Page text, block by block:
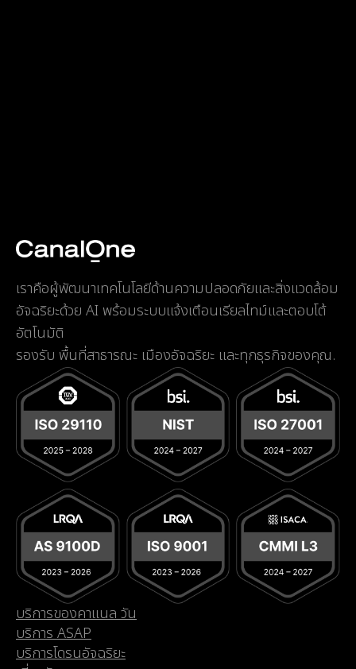
เราคือผู้พัฒนาเทคโนโลยีด้านความปลอดภัยและสิ่งแวดล้อม
อัจฉริยะด้วย AI พร้อมระบบแจ้งเตือนเรียลไทม์และตอบโต้
อัตโนมัติ
รองรับ พื้นที่สาธารณะ เมืองอัจฉริยะ และทุกธุรกิจของคุณ.
บริการของคาแนล วัน
บริการ ASAP
บริการโดรนอัจฉริยะ